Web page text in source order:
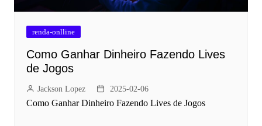
renda-onlline
Como Ganhar Dinheiro Fazendo Lives
de Jogos
Jackson Lopez 2025-02-06
Como Ganhar Dinheiro Fazendo Lives de Jogos